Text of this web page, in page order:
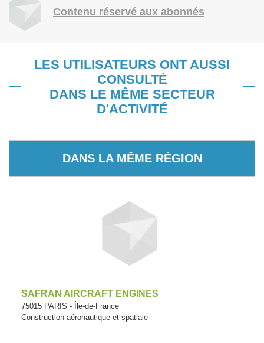
Contenu réservé aux abonnés
LES UTILISATEURS ONT AUSSI
CONSULTÉ
DANS LE MÊME SECTEUR
D'ACTIVITÉ
DANS LA MÊME RÉGION
SAFRAN AIRCRAFT ENGINES
75015 PARIS - Île-de-France
Construction aéronautique et spatiale